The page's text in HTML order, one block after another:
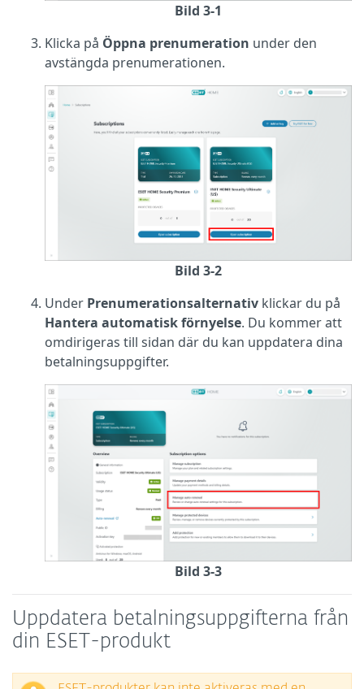
Bild 3-1
Klicka på Öppna prenumeration under den
avstängda prenumerationen.
Bild 3-2
Under Prenumerationsalternativ klickar du på
Hantera automatisk förnyelse. Du kommer att
omdirigeras till sidan där du kan uppdatera dina
betalningsuppgifter.
Bild 3-3
Uppdatera betalningsuppgifterna från
din ESET-produkt